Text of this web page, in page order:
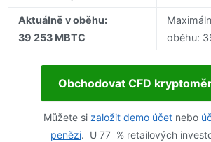
Aktuálně v oběhu:
39 253 MBTC
oběhu:
Obchodovat CFD
Můžete si založit demo účet nebo
penězi. U 77 % retailových